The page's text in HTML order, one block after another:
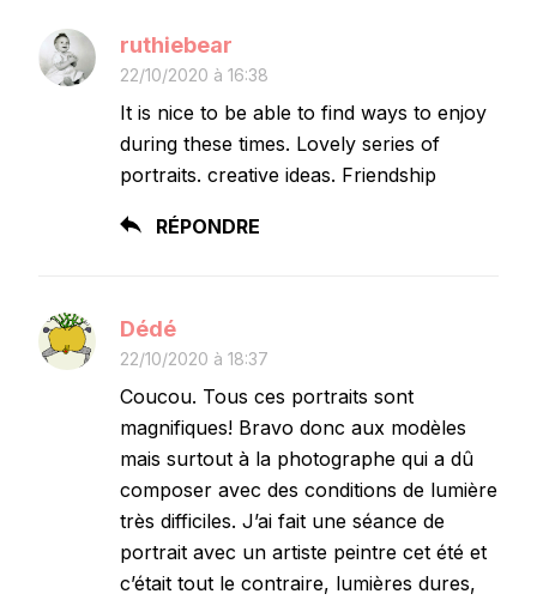
ruthiebear
22/10/2020 à 16:38
It is nice to be able to find ways to enjoy
during these times. Lovely series of
portraits. creative ideas. Friendship
RÉPONDRE
Dédé
22/10/2020 à 18:37
Coucou. Tous ces portraits sont
magnifiques! Bravo donc aux modèles
mais surtout à la photographe qui a dû
composer avec des conditions de lumière
très difficiles. J’ai fait une séance de
portrait avec un artiste peintre cet été et
c’était tout le contraire, lumières dures,